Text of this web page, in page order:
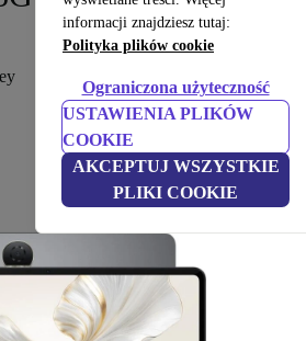
informacji znajdziesz tutaj:
Polityka plików cookie
Ograniczona użyteczność
USTAWIENIA PLIKÓW
COOKIE
AKCEPTUJ WSZYSTKIE
PLIKI COOKIE